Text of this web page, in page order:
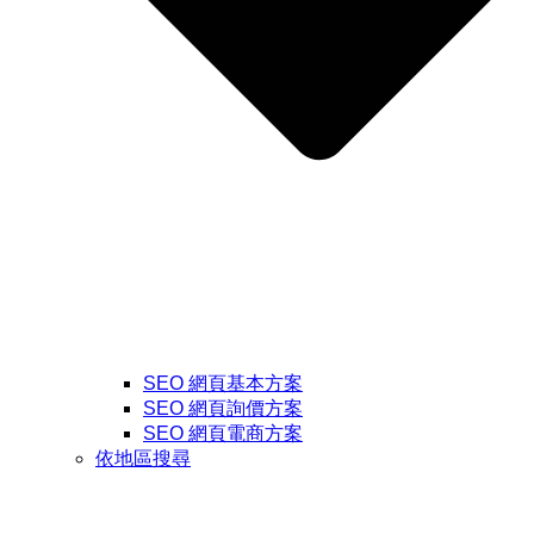
SEO 網頁基本方案
SEO 網頁詢價方案
SEO 網頁電商方案
依地區搜尋